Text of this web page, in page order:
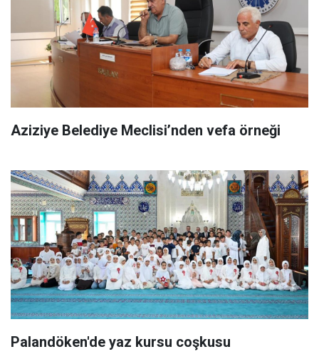
Aziziye Belediye Meclisi’nden vefa örneği
Palandöken'de yaz kursu coşkusu